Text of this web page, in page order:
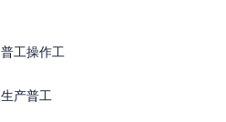
普工操作工
生产普工